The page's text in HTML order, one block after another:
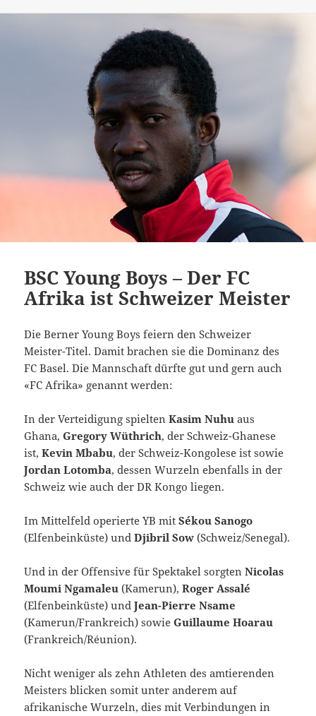
BSC Young Boys – Der FC
Afrika ist Schweizer Meister
Die Berner Young Boys feiern den Schweizer
Meister-Titel. Damit brachen sie die Dominanz des
FC Basel. Die Mannschaft dürfte gut und gern auch
«FC Afrika» genannt werden:
In der Verteidigung spieltenKasim Nuhu aus
Ghana,Gregory Wüthrich, der Schweiz-Ghanese
ist,Kevin Mbabu, der Schweiz-Kongolese ist sowie
Jordan Lotomba, dessen Wurzeln ebenfalls in der
Schweiz wie auch der DR Kongo liegen.
Im Mittelfeld operierte YB mitSékou Sanogo
(Elfenbeinküste) undDjibril Sow (Schweiz/Senegal).
Und in der Offensive für Spektakel sorgtenNicolas
Moumi Ngamaleu (Kamerun),Roger Assalé
(Elfenbeinküste) undJean-Pierre Nsame
(Kamerun/Frankreich) sowieGuillaume Hoarau
(Frankreich/Réunion).
Nicht weniger als zehn Athleten des amtierenden
Meisters blicken somit unter anderem auf
afrikanische Wurzeln, dies mit Verbindungen in